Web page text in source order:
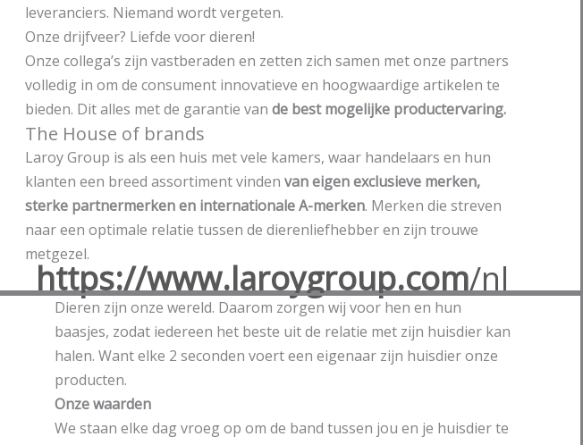
leveranciers. Niemand wordt vergeten.
Onze drijfveer? Liefde voor dieren!
Onze collega’s zijn vastberaden en zetten zich samen met onze partners
volledig in om de consument innovatieve en hoogwaardige artikelen te
bieden. Dit alles met de garantie van de best mogelijke productervaring.
The House of brands
Laroy Group is als een huis met vele kamers, waar handelaars en hun
klanten een breed assortiment vinden van eigen exclusieve merken,
sterke partnermerken en internationale A-merken. Merken die streven
naar een optimale relatie tussen de dierenliefhebber en zijn trouwe
metgezel.
https://www.laroygroup.com/nl
Dieren zijn onze wereld. Daarom zorgen wij voor hen en hun
baasjes, zodat iedereen het beste uit de relatie met zijn huisdier kan
halen. Want elke 2 seconden voert een eigenaar zijn huisdier onze
producten.
Onze waarden
We staan elke dag vroeg op om de band tussen jou en je huisdier te